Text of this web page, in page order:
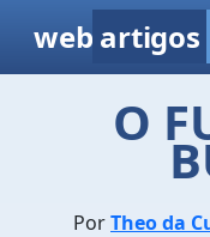
web artigos
O
PorTheo da